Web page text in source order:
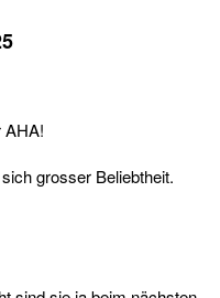
AHA!
grosser Beliebtheit.